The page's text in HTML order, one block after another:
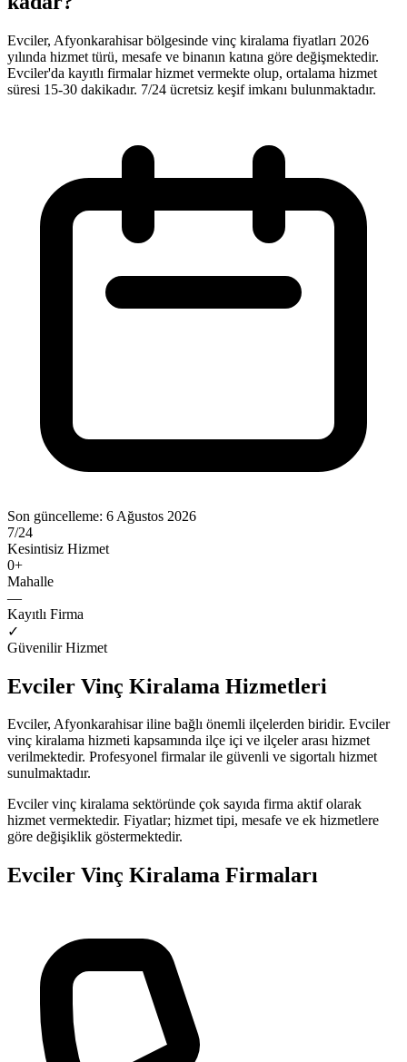
Evciler, Afyonkarahisar bölgesinde vinç kiralama fiyatları 2026
yılında hizmet türü, mesafe ve binanın katına göre değişmektedir.
Evciler'da kayıtlı firmalar hizmet vermekte olup, ortalama hizmet
süresi 15-30 dakikadır. 7/24 ücretsiz keşif imkanı bulunmaktadır.
Son güncelleme: 6 Ağustos 2026
7/24
Kesintisiz Hizmet
0+
Mahalle
—
Kayıtlı Firma
✓
Güvenilir Hizmet
Evciler Vinç Kiralama Hizmetleri
Evciler, Afyonkarahisariline bağlı önemli ilçelerden biridir. Evciler
vinç kiralama hizmeti kapsamında ilçe içi ve ilçeler arası hizmet
verilmektedir. Profesyonel firmalar ile güvenli ve sigortalı hizmet
sunulmaktadır.
Evciler vinç kiralama sektöründe çok sayıda firma aktif olarak
hizmet vermektedir. Fiyatlar; hizmet tipi, mesafe ve ek hizmetlere
göre değişiklik göstermektedir.
Evciler Vinç Kiralama Firmaları